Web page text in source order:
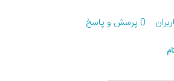
0 پرسش و پاسخ